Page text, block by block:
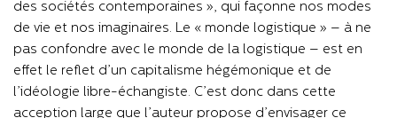
des sociétés contemporaines », qui façonne nos modes
de vie et nos imaginaires. Le « monde logistique » – à ne
pas confondre avec le monde de la logistique – est en
effet le reflet d’un capitalisme hégémonique et de
l’idéologie libre-échangiste. C’est donc dans cette
acception large que l’auteur propose d’envisager ce